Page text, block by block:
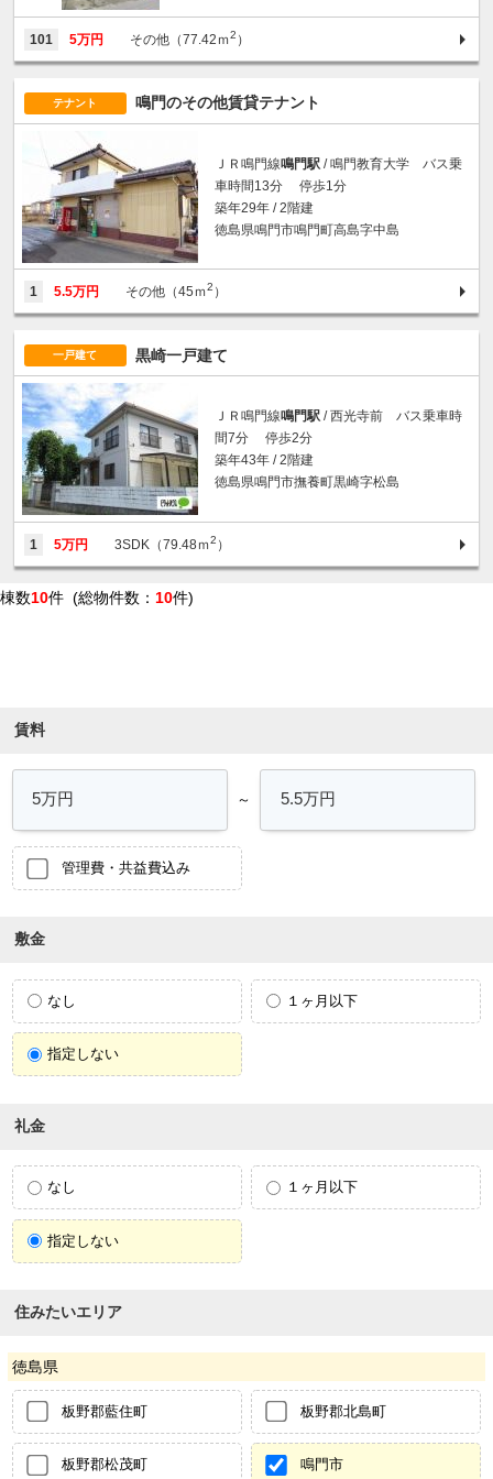
101 5万円 その他（77.42ｍ2 ）
テナント 鳴門のその他賃貸テナント
ＪＲ鳴門線鳴門駅 / 鳴門教育大学 バス乗
車時間13分 停歩1分
築年29年 / 2階建
徳島県鳴門市鳴門町高島字中島
1 5.5万円 その他（45ｍ2 ）
一戸建て 黒崎一戸建て
ＪＲ鳴門線鳴門駅 / 西光寺前 バス乗車時
間7分 停歩2分
築年43年 / 2階建
徳島県鳴門市撫養町黒崎字松島
1 5万円 3SDK（79.48ｍ2 ）
棟数10件 (総物件数： 10件)
賃料
～
管理費・共益費込み
敷金
なし １ヶ月以下
指定しない
礼金
なし １ヶ月以下
指定しない
住みたいエリア
徳島県
板野郡藍住町 板野郡北島町
板野郡松茂町 鳴門市